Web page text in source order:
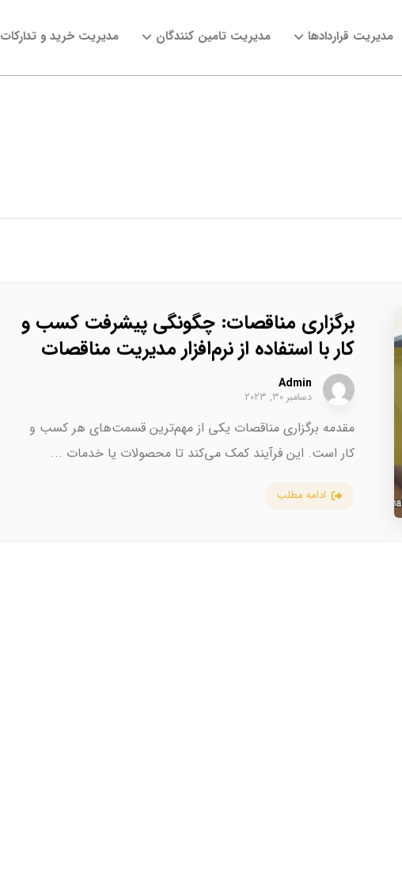
مدیریت قراردادها مدیریت تامین کنندگان مدیریت خرید و تدارکات
برگزاری مناقصات: چگونگی پیشرفت کسب و
کار با استفاده از نرم‌افزار مدیریت مناقصات
Admin
دسامبر ۳۰, ۲۰۲۳
مقدمه برگزاری مناقصات یکی از مهم‌ترین قسمت‌های هر کسب و
کار است. این فرآیند کمک می‌کند تا محصولات یا خدمات ...
ادامه مطلب